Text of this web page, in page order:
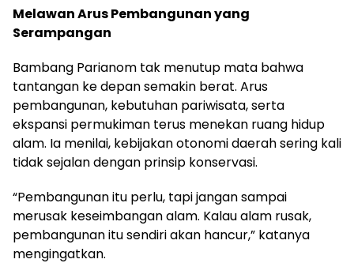
Melawan Arus Pembangunan yang
Serampangan
Bambang Parianom tak menutup mata bahwa
tantangan ke depan semakin berat. Arus
pembangunan, kebutuhan pariwisata, serta
ekspansi permukiman terus menekan ruang hidup
alam. Ia menilai, kebijakan otonomi daerah sering kali
tidak sejalan dengan prinsip konservasi.
“Pembangunan itu perlu, tapi jangan sampai
merusak keseimbangan alam. Kalau alam rusak,
pembangunan itu sendiri akan hancur,” katanya
mengingatkan.